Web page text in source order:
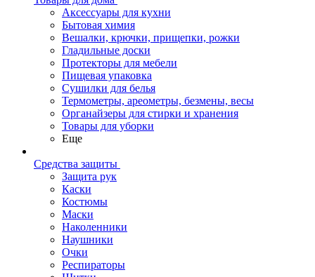
Аксессуары для кухни
Бытовая химия
Вешалки, крючки, прищепки, рожки
Гладильные доски
Протекторы для мебели
Пищевая упаковка
Сушилки для белья
Термометры, ареометры, безмены, весы
Органайзеры для стирки и хранения
Товары для уборки
Еще
Средства защиты
Защита рук
Каски
Костюмы
Маски
Наколенники
Наушники
Очки
Респираторы